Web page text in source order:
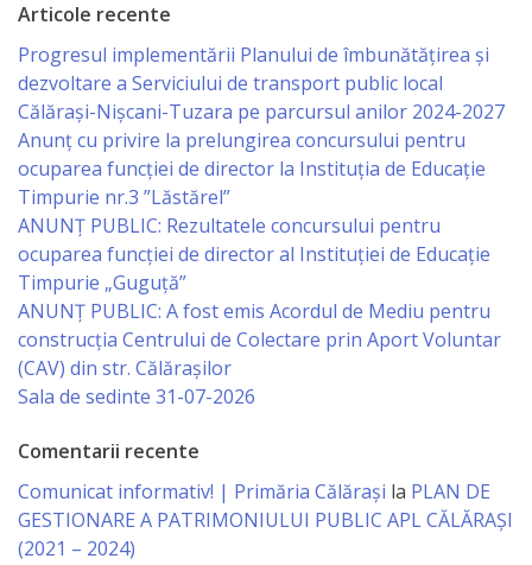
primăriei
Instituții
subordonate
IET
Lăstărel
IET
Guguță
IET
DoReMiCii
Școala
sportivă
Articole recente
Progresul implementării Planului de îmbunătățirea și
dezvoltare a Serviciului de transport public local
Călărași-Nișcani-Tuzara pe parcursul anilor 2024-2027
Anunț cu privire la prelungirea concursului pentru
ocuparea funcţiei de director la Instituția de Educație
Timpurie nr.3 ”Lăstărel”
ANUNȚ PUBLIC: Rezultatele concursului pentru
ocuparea funcției de director al Instituției de Educație
Timpurie „Guguță”
ANUNȚ PUBLIC: A fost emis Acordul de Mediu pentru
construcția Centrului de Colectare prin Aport Voluntar
(CAV) din str. Călărașilor
Sala de sedinte 31-07-2026
Comentarii recente
Comunicat informativ! | Primăria Călărași la PLAN DE
GESTIONARE A PATRIMONIULUI PUBLIC APL CĂLĂRAȘI
(2021 – 2024)